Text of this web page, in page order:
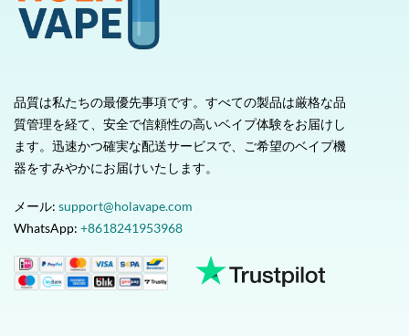
品質は私たちの最優先事項です。すべての製品は厳格な品
質管理を経て、安全で信頼性の高いベイプ体験をお届けし
ます。迅速かつ確実な配送サービスで、ご希望のベイプ機
器をすみやかにお届けいたします。
メール: support@holavape.com
WhatsApp: +8618241953968